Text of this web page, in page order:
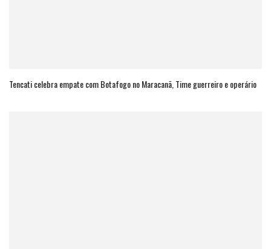
Tencati celebra empate com Botafogo no Maracanã, Time guerreiro e operário